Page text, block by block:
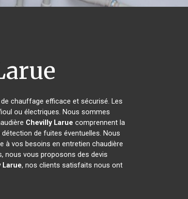
chauffage efficace et sécurisé. Les
ou électriques. Nous sommes
Chevilly Larue comprennent la
de fuites éventuelles. Nous
à vos besoins en entretien chaudière
nous vous proposons des devis
Larue, nos clients satisfaits nous ont